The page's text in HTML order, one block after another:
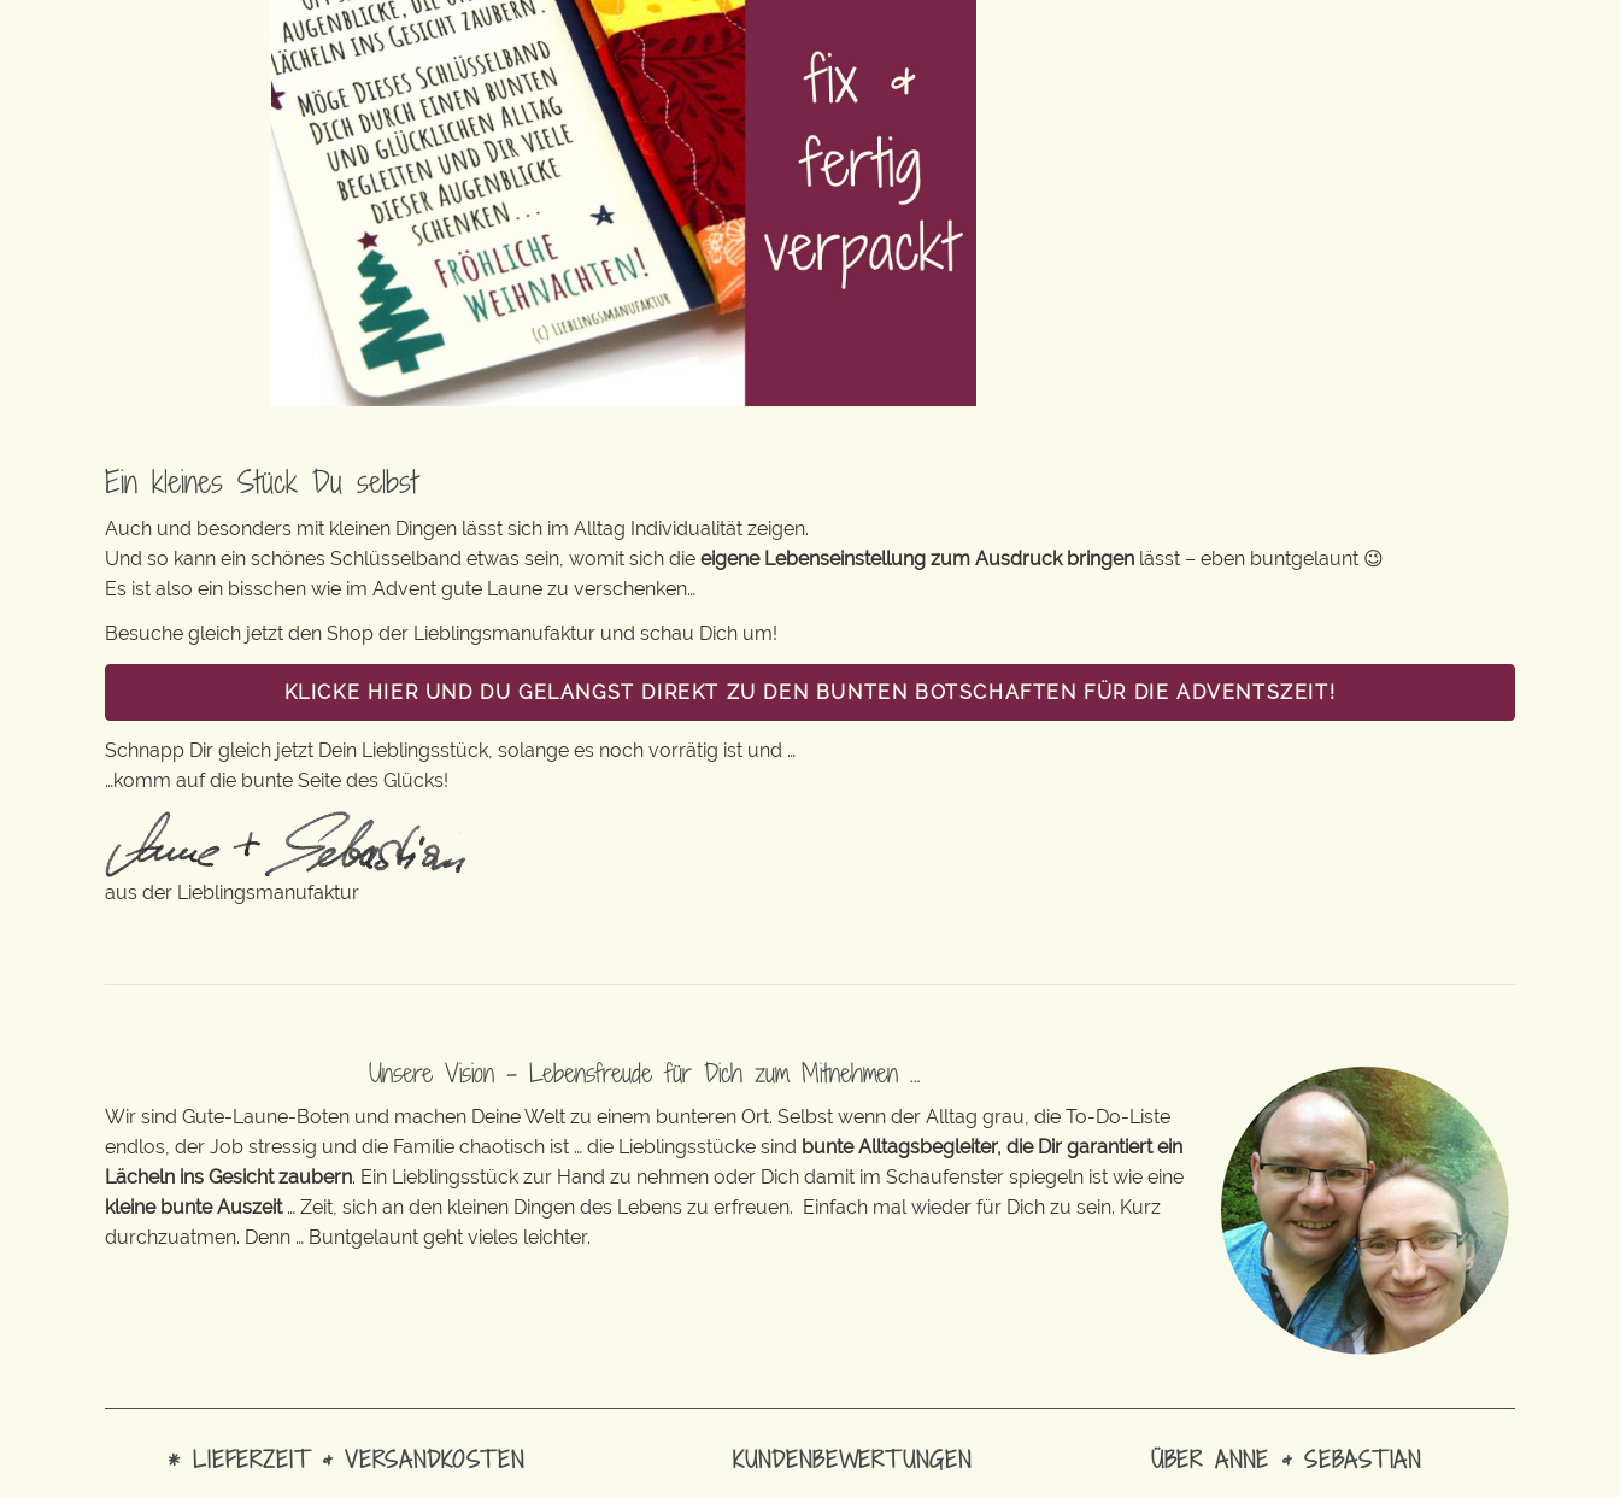
Ein kleines Stück Du selbst
Auch und besonders mit kleinen Dingen lässt sich im Alltag Individualität zeigen.
Und so kann ein schönes Schlüsselband etwas sein, womit sich die eigene Lebenseinstellung zum Ausdruck bringen lässt – eben buntgelaunt 😉
Es ist also ein bisschen wie im Advent gute Laune zu verschenken…
Besuche gleich jetzt den Shop der Lieblingsmanufaktur und schau Dich um!
KLICKE HIER UND DU GELANGST DIREKT ZU DEN BUNTEN BOTSCHAFTEN FÜR DIE ADVENTSZEIT!
Schnapp Dir gleich jetzt Dein Lieblingsstück, solange es noch vorrätig ist und …
…komm auf die bunte Seite des Glücks!
aus der Lieblingsmanufaktur
Unsere Vision – Lebensfreude für Dich zum Mitnehmen …
Wir sind Gute-Laune-Boten und machen Deine Welt zu einem bunteren Ort. Selbst wenn der Alltag grau, die To-Do-Liste
endlos, der Job stressig und die Familie chaotisch ist … die Lieblingsstücke sind bunte Alltagsbegleiter, die Dir garantiert ein
Lächeln ins Gesicht zaubern. Ein Lieblingsstück zur Hand zu nehmen oder Dich damit im Schaufenster spiegeln ist wie eine
kleine bunte Auszeit… Zeit, sich an den kleinen Dingen des Lebens zu erfreuen. Einfach mal wieder für Dich zu sein. Kurz
durchzuatmen. Denn … Buntgelaunt geht vieles leichter.
* LIEFERZEIT & VERSANDKOSTEN KUNDENBEWERTUNGEN ÜBER ANNE & SEBASTIAN